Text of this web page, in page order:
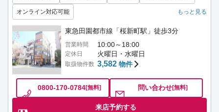
オンライン対応可能 もっと見る
東急田園都市線「桜新町駅」徒歩3分
営業時間 10:00～18:00
定休日 火曜日・水曜日
取扱物件数 3,582 物件
0800-170-0784[無料] 問い合わせ[無料]
来店予約する